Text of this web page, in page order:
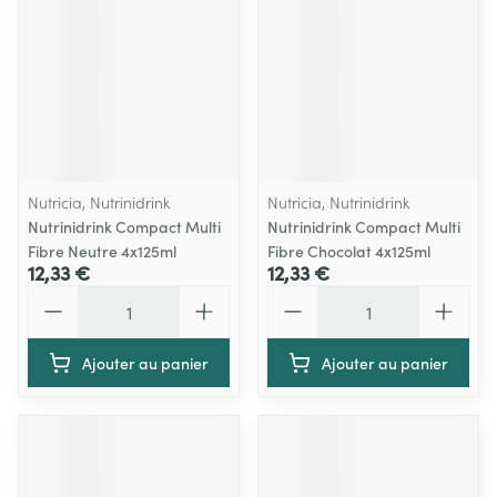
Nutricia, Nutrinidrink
Nutrinidrink Compact Multi
Fibre Neutre 4x125ml
12,33 €
Ajouter au panier
Nutricia, Nutrinidrink
Nutrinidrink Compact Multi
Fibre Chocolat 4x125ml
12,33 €
Ajouter au panier